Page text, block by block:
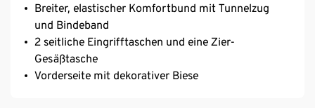
Breiter, elastischer Komfortbund mit Tunnelzug
und Bindeband
2 seitliche Eingrifftaschen und eine Zier-
Gesäßtasche
Vorderseite mit dekorativer Biese